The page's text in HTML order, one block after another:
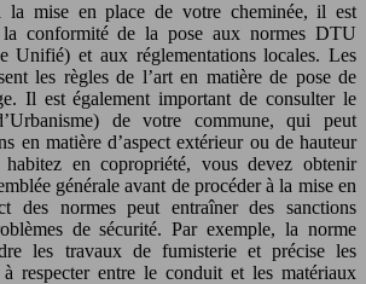
la mise en place de votre cheminée, il est
conformité de la pose aux normes DTU
Unifié) et aux réglementations locales. Les
les règles de l’art en matière de pose de
Il est également important de consulter le
de votre commune, qui peut
en matière d’aspect extérieur ou de hauteur
en copropriété, vous devez obtenir
générale avant de procéder à la mise en
des normes peut entraîner des sanctions
de sécurité. Par exemple, la norme
les travaux de fumisterie et précise les
à respecter entre le conduit et les matériaux